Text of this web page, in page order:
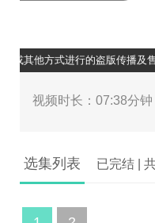
00:00 / 07:38
方式进行的盗版传播及售卖
视频时长：07:38分钟
选集列表 已完结 |